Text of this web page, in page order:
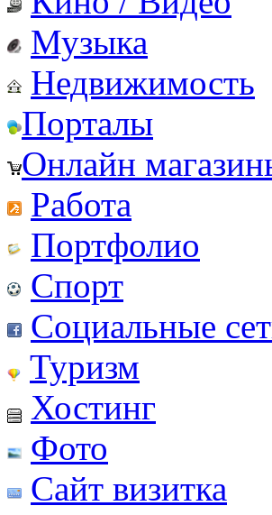
Музыка
Недвижимость
Порталы
Онлайн
Работа
Портфолио
Спорт
Социальные
Туризм
Хостинг
Фото
Сайт визитка